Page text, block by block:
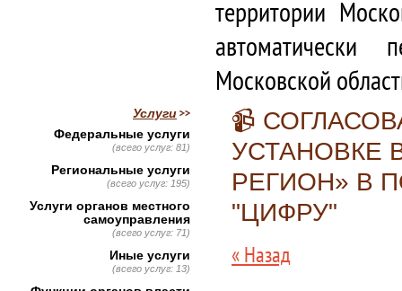
территории
автоматически
Московской
📹
УСТАНОВКЕ
РЕГИОН» В
"ЦИФРУ"
« Назад
Услуги
Федеральные услуги
(всего услуг: 81)
Региональные услуги
(всего услуг: 195)
Услуги органов местного
самоуправления
(всего услуг: 71)
Иные услуги
(всего услуг: 13)